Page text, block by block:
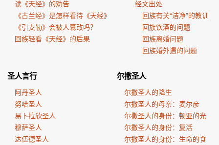
读《天经》的劝告
《古兰经》是怎样看待《天经》
《引支勒》会被人篡改吗？
回族轻看《天经》的后果
经文出处
回族有关“洁净”的教训
回族饮酒的问题
回族离婚问题
回族婚外遇的问题
圣人言行
阿丹圣人
努哈圣人
易卜拉欣圣人
穆萨圣人
达伍德圣人
尔撒圣人
尔撒圣人的降生
尔撒圣人的母亲：麦尔彦
尔撒圣人的身份：顿亚的光
尔撒圣人的身份：复活
尔撒圣人的身份：生命的食